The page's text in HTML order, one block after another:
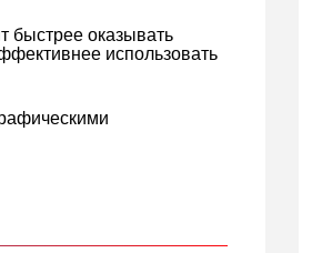
быстрее оказывать
использовать